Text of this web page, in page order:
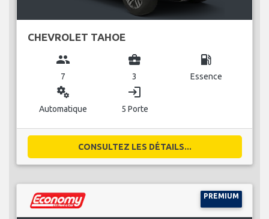
CHEVROLET TAHOE
group
7
business_center
3
local_gas_station
Essence
miscellaneous_services
Automatique
login
5 Porte
CONSULTEZ LES DÉTAILS...
PREMIUM